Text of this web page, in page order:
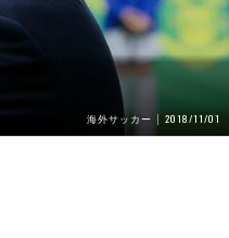
海外サッカー 2018/11/01